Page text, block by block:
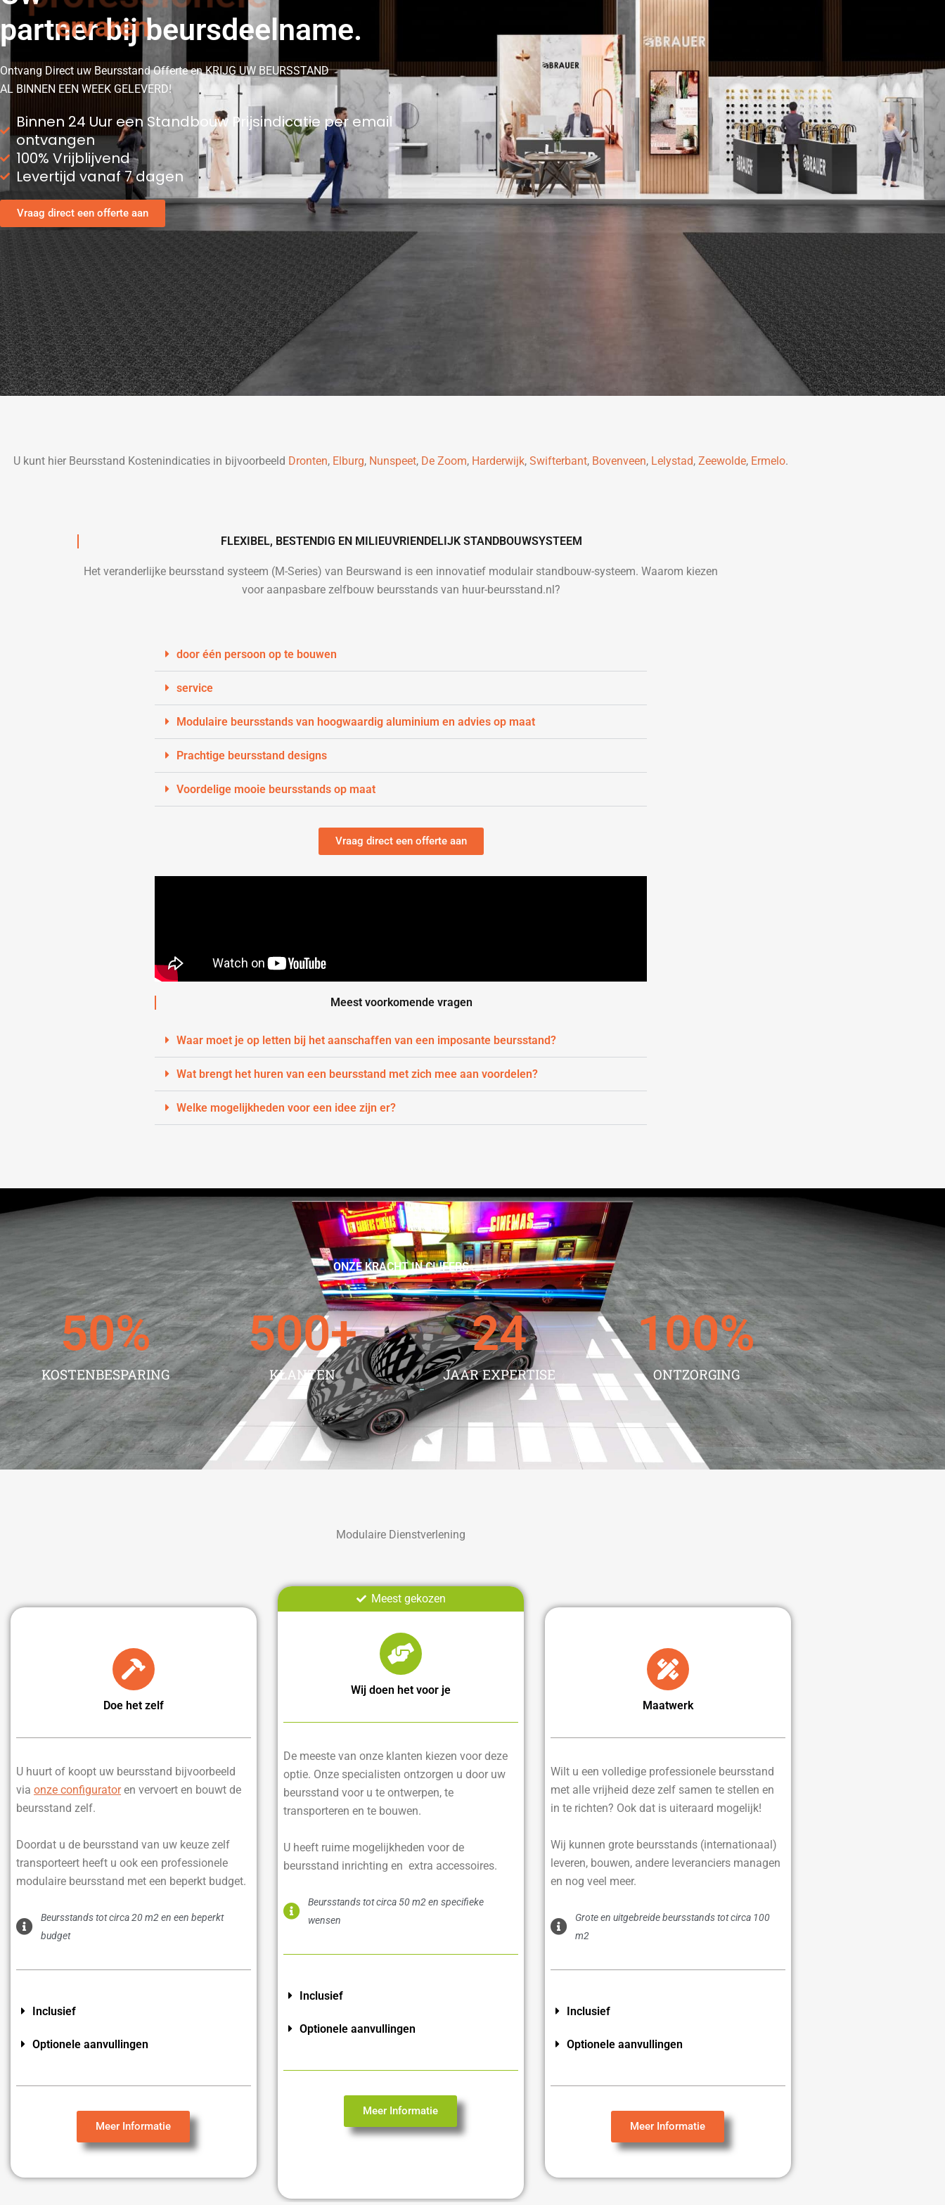
partner bij beursdeelname.
Ontvang Direct uw Beursstand Offerte en KRIJG UW BEURSSTAND
AL BINNEN EEN WEEK GELEVERD!
Binnen 24 Uur een Standbouw Prijsindicatie per email
ontvangen
100% Vrijblijvend
Levertijd vanaf 7 dagen
Vraag direct een offerte aan
U kunt hier Beursstand Kostenindicaties in bijvoorbeeld Dronten, Elburg, Nunspeet, De Zoom, Harderwijk, Swifterbant, Bovenveen, Lelystad, Zeewolde, Ermelo.
FLEXIBEL, BESTENDIG EN MILIEUVRIENDELIJK STANDBOUWSYSTEEM
Het veranderlijke beursstand systeem (M-Series) van Beurswand is een innovatief modulair standbouw-systeem. Waarom kiezen
voor aanpasbare zelfbouw beursstands van huur-beursstand.nl?
door één persoon op te bouwen
service
Modulaire beursstands van hoogwaardig aluminium en advies op maat
Prachtige beursstand designs
Voordelige mooie beursstands op maat
Vraag direct een offerte aan
Meest voorkomende vragen
Waar moet je op letten bij het aanschaffen van een imposante beursstand?
Wat brengt het huren van een beursstand met zich mee aan voordelen?
Welke mogelijkheden voor een idee zijn er?
ONZE KRACHT IN CIJFERS
KOSTENBESPARING
50%
KLANTEN
500+
JAAR EXPERTISE
24
ONTZORGING
100%
Modulaire Dienstverlening
Doe het zelf
U huurt of koopt uw beursstand bijvoorbeeld
via onze configuratoren vervoert en bouwt de
beursstand zelf.
Doordat u de beursstand van uw keuze zelf
transporteert heeft u ook een professionele
modulaire beursstand met een beperkt budget.
Beursstands tot circa 20 m2 en een beperkt
budget
Inclusief
Optionele aanvullingen
Meer Informatie
Meest gekozen
Wij doen het voor je
De meeste van onze klanten kiezen voor deze
optie. Onze specialisten ontzorgen u door uw
beursstand voor u te ontwerpen, te
transporteren en te bouwen.
U heeft ruime mogelijkheden voor de
beursstand inrichting en extra accessoires.
Beursstands tot circa 50 m2 en specifieke
wensen
Inclusief
Optionele aanvullingen
Meer Informatie
Maatwerk
Wilt u een volledige professionele beursstand
met alle vrijheid deze zelf samen te stellen en
in te richten? Ook dat is uiteraard mogelijk!
Wij kunnen grote beursstands (internationaal)
leveren, bouwen, andere leveranciers managen
en nog veel meer.
Grote en uitgebreide beursstands tot circa 100
m2
Inclusief
Optionele aanvullingen
Meer Informatie